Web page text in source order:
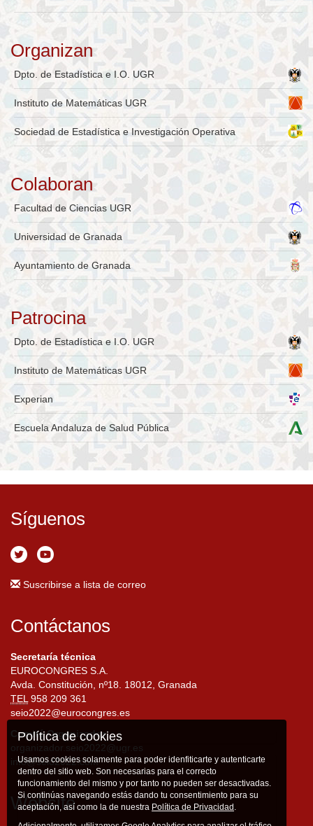
Organizan
Dpto. de Estadística e I.O. UGR
Instituto de Matemáticas UGR
Sociedad de Estadística e Investigación Operativa
Colaboran
Facultad de Ciencias UGR
Universidad de Granada
Ayuntamiento de Granada
Patrocina
Dpto. de Estadística e I.O. UGR
Instituto de Matemáticas UGR
Experian
Escuela Andaluza de Salud Pública
Síguenos
Suscribirse a lista de correo
Contáctanos
Secretaría técnica
EUROCONGRES S.A.
Avda. Constitución, nº18. 18012, Granada
TEL958 209 361
seio2022@eurocongres.es
Comité Organizador
organizador.seio2022@ugr.es
info@seio2022.com
Website
Política de cookies
Usamos cookies solamente para poder idenfiticarte y autenticarte
dentro del sitio web. Son necesarias para el correcto
funcionamiento del mismo y por tanto no pueden ser desactivadas.
Si continúas navegando estás dando tu consentimiento para su
aceptación, así como la de nuestra Política de Privacidad .